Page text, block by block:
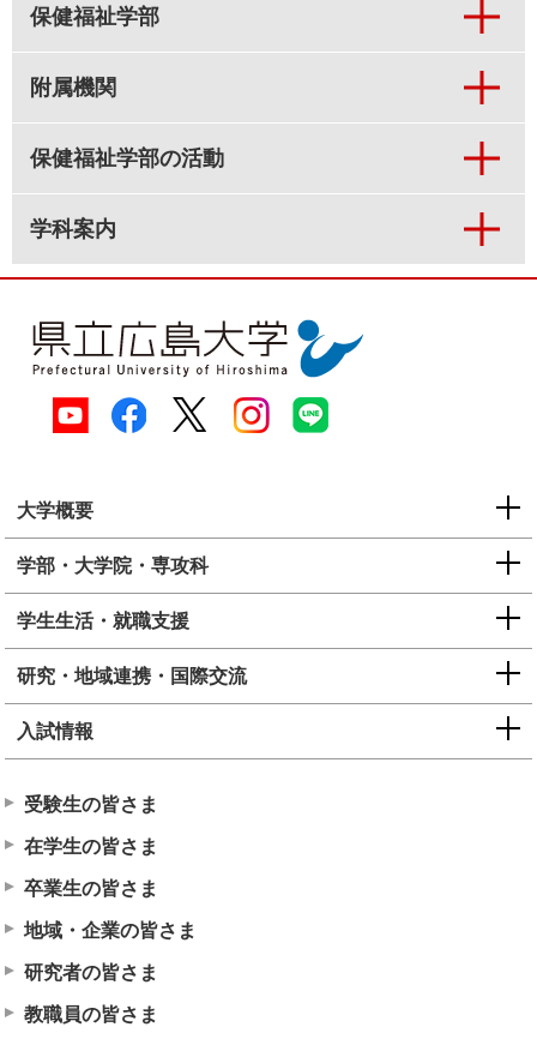
保健福祉学部
附属機関
保健福祉学部の活動
学科案内
大学概要
学部・大学院・専攻科
学生生活・就職支援
研究・地域連携・国際交流
入試情報
受験生の皆さま
在学生の皆さま
卒業生の皆さま
地域・企業の皆さま
研究者の皆さま
教職員の皆さま